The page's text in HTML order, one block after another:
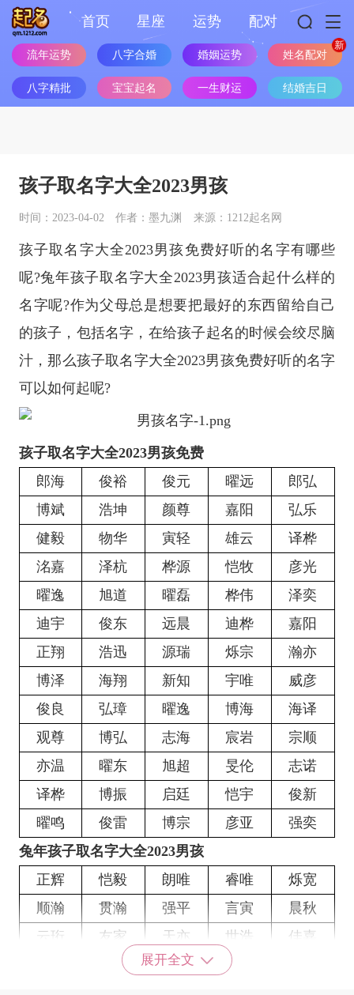
首页 星座 运势 配对
流年运势 八字合婚 婚姻运势 姓名配对
八字精批 宝宝起名 一生财运 结婚吉日
孩子取名字大全2023男孩
时间：2023-04-02 作者：墨九渊 来源：1212起名网
孩子取名字大全2023男孩免费好听的名字有哪些
呢?兔年孩子取名字大全2023男孩适合起什么样的
名字呢?作为父母总是想要把最好的东西留给自己
的孩子，包括名字，在给孩子起名的时候会绞尽脑
汁，那么孩子取名字大全2023男孩免费好听的名字
可以如何起呢?
孩子取名字大全2023男孩免费
郎海
俊裕 俊元 曜远
郎弘
博斌
浩坤 颜尊 嘉阳
弘乐
健毅
物华 寅轻 雄云
译桦
洺嘉
泽杭 桦源 恺牧
彦光
曜逸
旭道 曜磊 桦伟
泽奕
迪宇
俊东 远晨 迪桦
嘉阳
正翔
浩迅 源瑞 烁宗
瀚亦
博泽
海翔 新知 宇唯
威彦
俊良
弘璋 曜逸 博海
海译
观尊
博弘 志海 宸岩
宗顺
亦温
曜东 旭超 旻伦
志诺
译桦
博振 启廷 恺宇
俊新
曜鸣
俊雷 博宗 彦亚
强奕
兔年孩子取名字大全2023男孩
正辉
恺毅 朗唯 睿唯
烁宽
顺瀚
贯瀚 强平 言寅
晨秋
云珩
友家 天亦 世浩
佳嘉
浩珩 迅祖 亦锌
展开全文